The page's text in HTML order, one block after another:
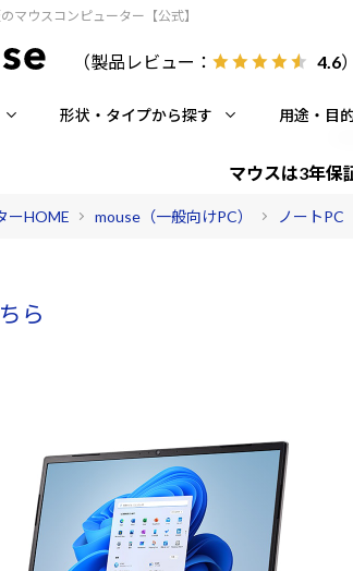
マウスコンピューター【公式】
（製品レビュー： 4.6）
形状・タイプから探す 用途・目
マウスは3年保
ーHOME mouse（一般向けPC） ノートPC
ら